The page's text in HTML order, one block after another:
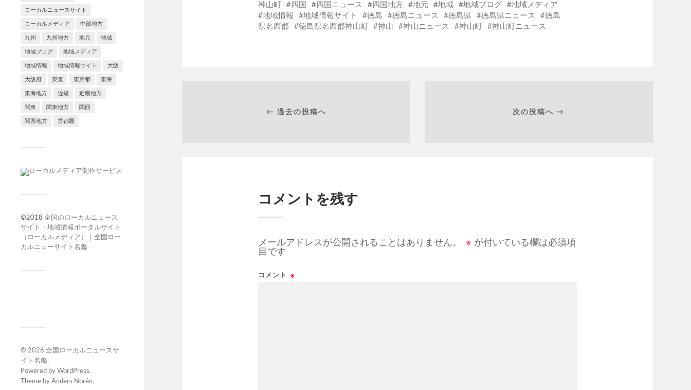
ローカルニュースサイト
ローカルメディア 中部地方
九州 九州地方 地元 地域
地域ブログ 地域メディア
地域情報 地域情報サイト 大阪
大阪府 東京 東京都 東海
東海地方 近畿 近畿地方
関東 関東地方 関西
関西地方 首都圏
©2018 全国のローカルニュース
サイト・地域情報ポータルサイト
（ローカルメディア）｜全国ロー
カルニューサイト名鑑
© 2026 全国ローカルニュースサ
イト名鑑.
Powered by WordPress.
Theme by Anders Norén.
神山町
四国 四国ニュース 四国地方 地元 地域 地域ブログ
地域メディア
地域情報
地域情報サイト 徳島 徳島ニュース 徳島県 徳島県ニュース
徳島
県名西郡
徳島県名西郡神山町 神山 神山ニュース 神山町 神山町ニュース
← 過去の投稿へ 次の投稿へ →
コメントを残す
メールアドレスが公開されることはありません。 ※ が付いている欄は必須項
目です
コメント ※